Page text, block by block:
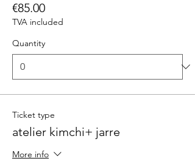
€85.00
TVA included
Quantity
Ticket type
atelier kimchi+ jarre
More info